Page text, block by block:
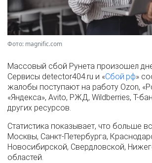
Фото: magnific.com
Массовый сбой Рунета произошел
Сервисы detector404.ru и «Сбой.рф»
жалобы поступают на работу Ozon,
«Яндекса», Avito, РЖД, Wildberries, Т-
других ресурсов.
Статистика показывает, что больше
Москвы, Санкт-Петербурга,
Новосибирской, Свердловской,
областей.